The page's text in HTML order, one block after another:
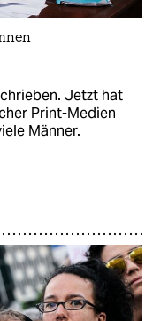
Jetzt hat
Print-Medien
Männer.